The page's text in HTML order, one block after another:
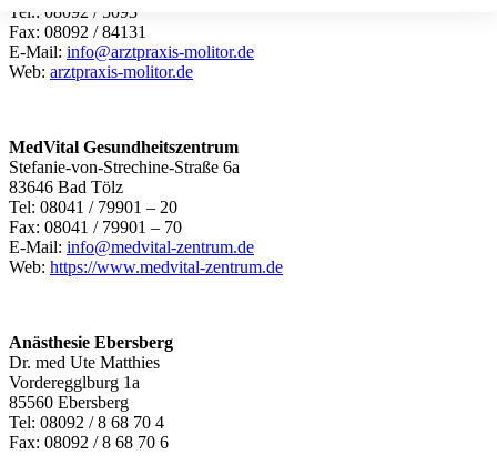
Tel.: 08092 / 5093
Fax: 08092 / 84131
E-Mail: info@arztpraxis-molitor.de
Web: arztpraxis-molitor.de
MedVital Gesundheitszentrum
Stefanie-von-Strechine-Straße 6a
83646 Bad Tölz
Tel: 08041 / 79901 – 20
Fax: 08041 / 79901 – 70
E-Mail: info@medvital-zentrum.de
Web: https://www.medvital-zentrum.de
Anästhesie Ebersberg
Dr. med Ute Matthies
Vorderegglburg 1a
85560 Ebersberg
Tel: 08092 / 8 68 70 4
Fax: 08092 / 8 68 70 6